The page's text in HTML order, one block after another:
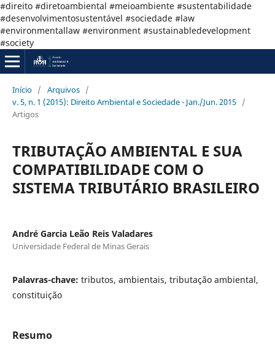
#direito #diretoambiental #meioambiente #sustentabilidade
#desenvolvimentosustentável #sociedade #law
#environmentallaw #environment #sustainabledevelopment
#society
Início / Arquivos /
v. 5, n. 1 (2015): Direito Ambiental e Sociedade - Jan./Jun. 2015 /
Artigos
TRIBUTAÇÃO AMBIENTAL E SUA
COMPATIBILIDADE COM O
SISTEMA TRIBUTÁRIO BRASILEIRO
André Garcia Leão Reis Valadares
Universidade Federal de Minas Gerais
Palavras-chave: tributos, ambientais, tributação ambiental,
constituição
Resumo